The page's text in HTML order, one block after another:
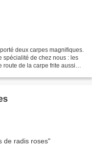
deux carpes magnifiques.
spécialité de chez nous : les
route de la carpe frite aussi